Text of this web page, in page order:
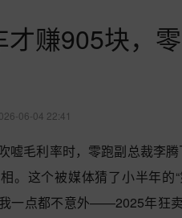
才赚905块，
06-04 22:41
嘘毛利率时，零跑副总裁李
。这个被媒体猜了小半年的
一点都不意外——2025年狂